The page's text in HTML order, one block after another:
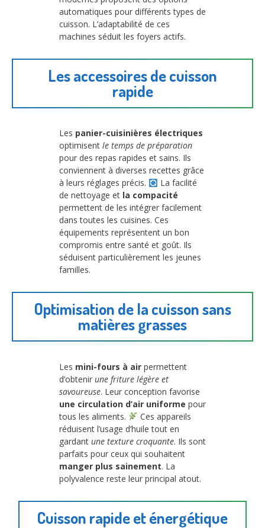
automatiques pour différents types de
cuisson. L’adaptabilité de ces
machines séduit les foyers actifs.
Les accessoires de cuisson
rapide
Les panier-cuisinières électriques
optimisent le temps de préparation
pour des repas rapides et sains. Ils
conviennent à diverses recettes grâce
à leurs réglages précis.
La facilité
de nettoyage et la compacité
permettent de les intégrer facilement
dans toutes les cuisines. Ces
équipements représentent un bon
compromis entre santé et goût. Ils
séduisent particulièrement les jeunes
familles.
Optimisation de la cuisson sans
matières grasses
Les mini-fours à air permettent
d’obtenir une friture légère et
savoureuse. Leur conception favorise
une circulation d’air uniforme pour
tous les aliments.
Ces appareils
réduisent l’usage d’huile tout en
gardant une texture croquante. Ils sont
parfaits pour ceux qui souhaitent
manger plus sainement. La
polyvalence reste leur principal atout.
Cuisson rapide et énergétique